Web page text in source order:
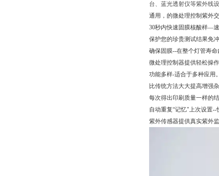
台、蓝光透射仪等紫外线
通用，的微处理控制紫外
30秒内快速固膜核酸样—
保护您的珍贵测试结果免
确保固膜--在整个灯管寿命
微处理控制器提供轻松操
功能多样-适合于多种应用
比传统方法大大提高增强
每次得出印刷质量一样的
自动重复“记忆"上次设置
紫外传感器提供真实紫外